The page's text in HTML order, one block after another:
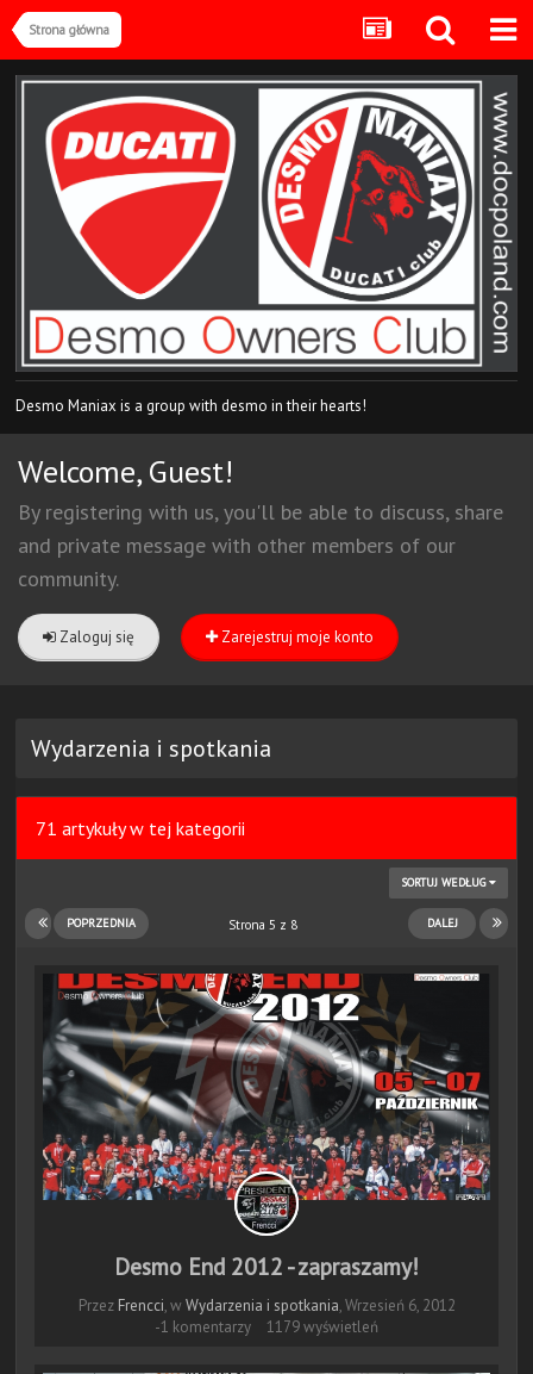
Strona główna
Desmo Maniax is a group with desmo in their hearts!
Welcome, Guest!
By registering with us, you'll be able to discuss, share
and private message with other members of our
community.
Zaloguj się Zarejestruj moje konto
Wydarzenia i spotkania
71 artykuły w tej kategorii
SORTUJ WEDŁUG
POPRZEDNIA DALEJ
Strona 5 z 8
Desmo End 2012 - zapraszamy!
Przez Frencci, w Wydarzenia i spotkania,Wrzesień 6, 2012
-1 komentarzy
1179 wyświetleń